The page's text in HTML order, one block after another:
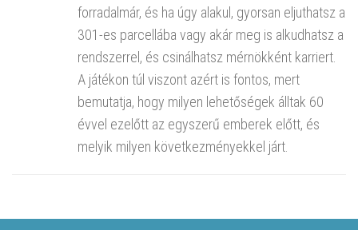
forradalmár, és ha úgy alakul, gyorsan eljuthatsz a
301-es parcellába vagy akár meg is alkudhatsz a
rendszerrel, és csinálhatsz mérnökként karriert.
A játékon túl viszont azért is fontos, mert
bemutatja, hogy milyen lehetőségek álltak 60
évvel ezelőtt az egyszerű emberek előtt, és
melyik milyen következményekkel járt.